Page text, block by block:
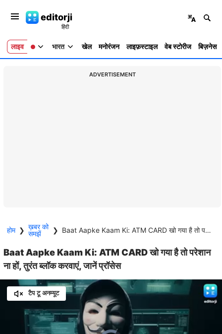
editorji
लाइव भारत खेल मनोरंजन लाइफ़स्टाइल वेब स्टोरीज बिज़नेस
ADVERTISEMENT
होम ❯ ख़बर को
समझें
❯ Baat Aapke Kaam Ki: ATM CARD खो गया है तो परेशान ना हों, तुरंत ब्लॉक करवाएं, जानें प्रॉसेस
Baat Aapke Kaam Ki: ATM CARD खो गया है तो परेशान
ना हों, तुरंत ब्लॉक करवाएं, जानें प्रॉसेस
टैप टू अनम्यूट